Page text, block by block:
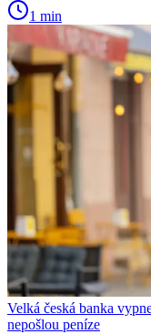
1 min
Velká česká banka
nepošlou peníze